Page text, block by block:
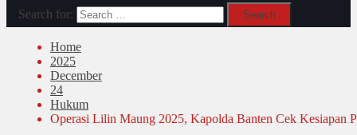
Search for:
Home
2025
December
24
Hukum
Operasi Lilin Maung 2025, Kapolda Banten Cek Kesiapan